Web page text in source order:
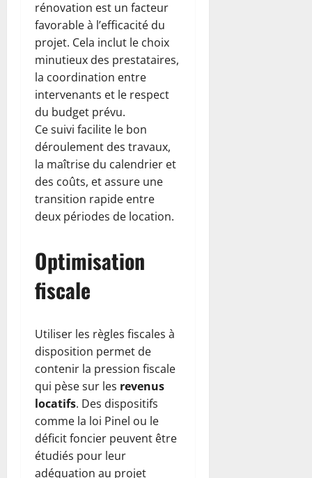
rénovation est un facteur
favorable à l’efficacité du
projet. Cela inclut le choix
minutieux des prestataires,
la coordination entre
intervenants et le respect
du budget prévu.
Ce suivi facilite le bon
déroulement des travaux,
la maîtrise du calendrier et
des coûts, et assure une
transition rapide entre
deux périodes de location.
Optimisation
fiscale
Utiliser les règles fiscales à
disposition permet de
contenir la pression fiscale
qui pèse sur les revenus
locatifs. Des dispositifs
comme la loi Pinel ou le
déficit foncier peuvent être
étudiés pour leur
adéquation au projet